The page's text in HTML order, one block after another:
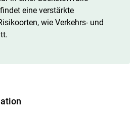
eine verstärkte
wie Verkehrs- und